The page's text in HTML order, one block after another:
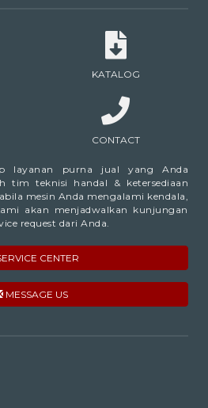
KATALOG
CONTACT
layanan purna jual yang Anda
tim teknisi handal & ketersediaan
mesin Anda mengalami kendala,
akan menjadwalkan kunjungan
request dari Anda.
CENTER
MESSAGE US